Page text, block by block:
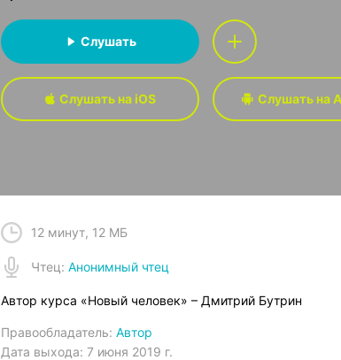
Слушать
Слушать на iOS Слушать на
12 минут, 12 МБ
Чтец: Анонимный чтец
Автор курса «Новый человек» – Дмитрий Бутрин
Правообладатель: Автор
Дата выхода: 7 июня 2019 г.